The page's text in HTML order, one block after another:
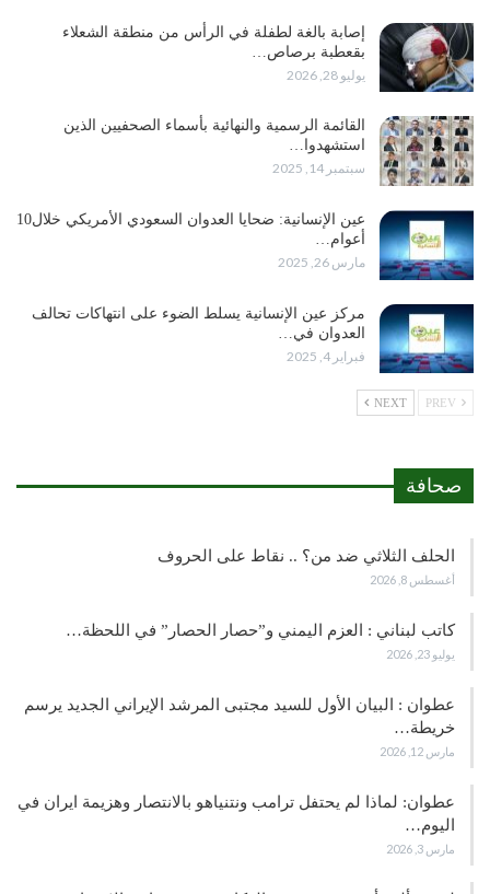
إصابة بالغة لطفلة في الرأس من منطقة الشعلاء
بقعطبة برصاص…
يوليو 28, 2026
القائمة الرسمية والنهائية بأسماء الصحفيين الذين
استشهدوا…
سبتمبر 14, 2025
عين الإنسانية: ضحايا العدوان السعودي الأمريكي خلال10
أعوام…
مارس 26, 2025
مركز عين الإنسانية يسلط الضوء على انتهاكات تحالف
العدوان في…
فبراير 4, 2025
NEXT
صحافة
الحلف الثلاثي ضد من؟ .. نقاط على الحروف
أغسطس 8, 2026
كاتب لبناني : العزم اليمني و”حصار الحصار” في اللحظة…
يوليو 23, 2026
عطوان : البيان الأول للسيد مجتبى المرشد الإيراني الجديد يرسم
خريطة…
مارس 12, 2026
عطوان: لماذا لم يحتفل ترامب ونتنياهو بالانتصار وهزيمة ايران في
اليوم…
مارس 3, 2026